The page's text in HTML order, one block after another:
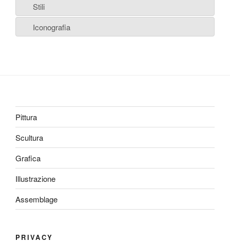
Stili
Iconografia
Pittura
Scultura
Grafica
Illustrazione
Assemblage
PRIVACY